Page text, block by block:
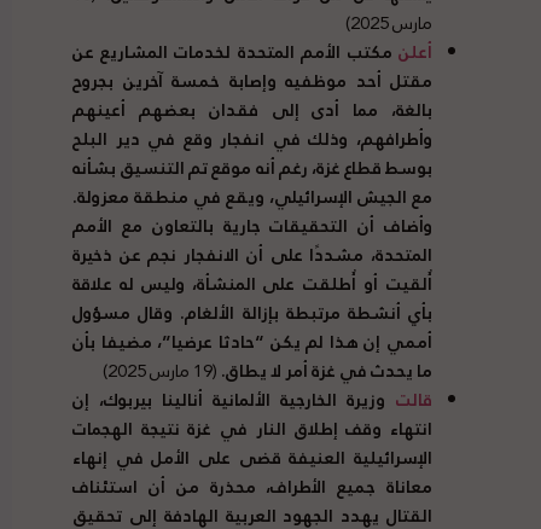
مارس 2025)
أعلن مكتب الأمم المتحدة لخدمات المشاريع عن
مقتل أحد موظفيه وإصابة خمسة آخرين بجروح
بالغة، مما أدى إلى فقدان بعضهم أعينهم
وأطرافهم، وذلك في انفجار وقع في دير البلح
بوسط قطاع غزة، رغم أنه موقع تم التنسيق بشأنه
مع الجيش الإسرائيلي، ويقع في منطقة معزولة.
وأضاف أن التحقيقات جارية بالتعاون مع الأمم
المتحدة، مشددًا على أن الانفجار نجم عن ذخيرة
أُلقيت أو أُطلقت على المنشأة، وليس له علاقة
بأي أنشطة مرتبطة بإزالة الألغام. وقال مسؤول
أممي إن هذا لم يكن “حادثا عرضيا”، مضيفا بأن
ما يحدث في غزة أمر لا يطاق.(19 مارس 2025)
قالت وزيرة الخارجية الألمانية أنالينا بيربوك، إن
انتهاء وقف إطلاق النار في غزة نتيجة الهجمات
الإسرائيلية العنيفة قضى على الأمل في إنهاء
معاناة جميع الأطراف، محذرة من أن استئناف
القتال يهدد الجهود العربية الهادفة إلى تحقيق